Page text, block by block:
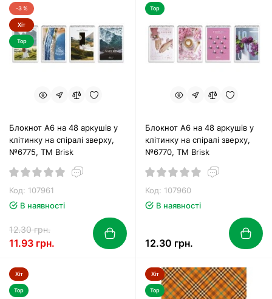
-3 %
Хіт
Top
Блокнот А6 на 48 аркушів у
клітинку на спіралі зверху,
№6775, ТМ Brisk
Код: 107961
В наявності
12.30 грн.
11.93 грн.
Top
Блокнот А6 на 48 аркушів у
клітинку на спіралі зверху,
№6770, ТМ Brisk
Код: 107960
В наявності
12.30 грн.
Хіт
Top
Хіт
Top